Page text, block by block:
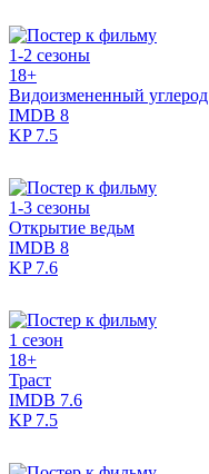
1-2 сезоны
18+
Видоизмененный углерод
IMDB 8
KP7.5
1-3 сезоны
Открытие ведьм
IMDB 8
KP7.6
1 сезон
18+
Траст
IMDB 7.6
KP7.5